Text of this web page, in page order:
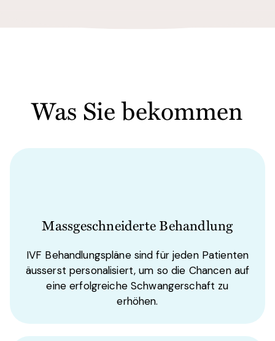
Was Sie bekommen
Massgeschneiderte Behandlung
IVF Behandlungspläne sind für jeden Patienten
äusserst personalisiert, um so die Chancen auf
eine erfolgreiche Schwangerschaft zu
erhöhen.